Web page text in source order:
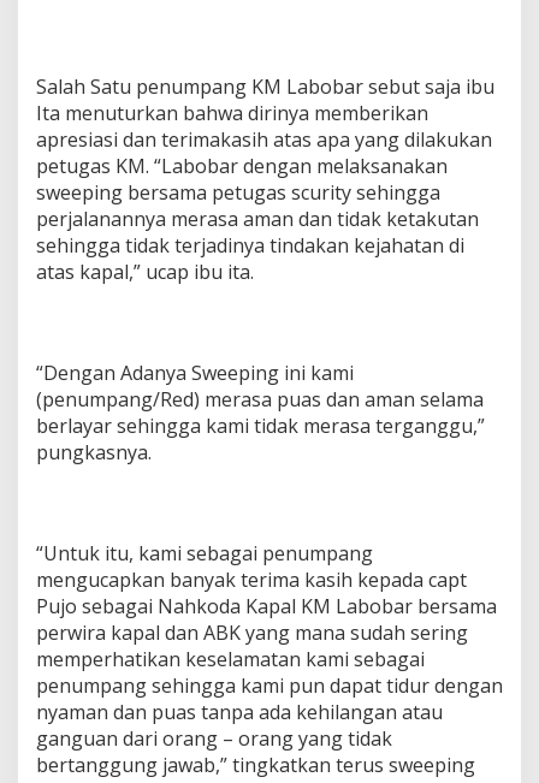
Salah Satu penumpang KM Labobar sebut saja ibu
Ita menuturkan bahwa dirinya memberikan
apresiasi dan terimakasih atas apa yang dilakukan
petugas KM. “Labobar dengan melaksanakan
sweeping bersama petugas scurity sehingga
perjalanannya merasa aman dan tidak ketakutan
sehingga tidak terjadinya tindakan kejahatan di
atas kapal,” ucap ibu ita.
“Dengan Adanya Sweeping ini kami
(penumpang/Red) merasa puas dan aman selama
berlayar sehingga kami tidak merasa terganggu,”
pungkasnya.
“Untuk itu, kami sebagai penumpang
mengucapkan banyak terima kasih kepada capt
Pujo sebagai Nahkoda Kapal KM Labobar bersama
perwira kapal dan ABK yang mana sudah sering
memperhatikan keselamatan kami sebagai
penumpang sehingga kami pun dapat tidur dengan
nyaman dan puas tanpa ada kehilangan atau
ganguan dari orang – orang yang tidak
bertanggung jawab,” tingkatkan terus sweeping